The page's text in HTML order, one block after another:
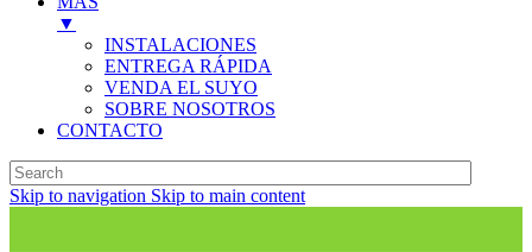
▼
INSTALACIONES
ENTREGA RÁPIDA
VENDA EL SUYO
SOBRE NOSOTROS
CONTACTO
Skip to navigation Skip to main content